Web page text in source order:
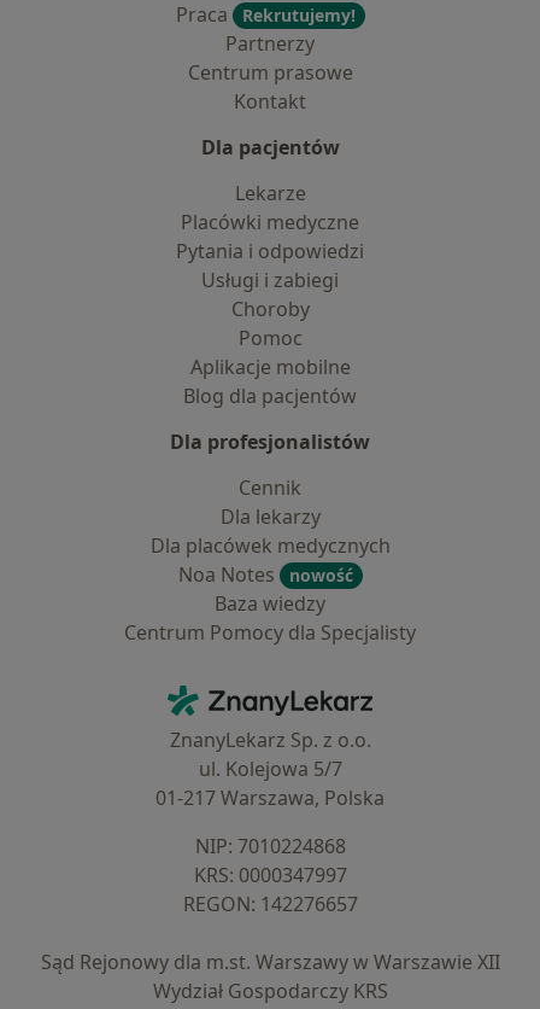
Praca
Rekrutujemy!
Partnerzy
Centrum prasowe
Kontakt
Dla pacjentów
Lekarze
Placówki medyczne
Pytania i odpowiedzi
Usługi i zabiegi
Choroby
Pomoc
Aplikacje mobilne
Blog dla pacjentów
Dla profesjonalistów
Cennik
Dla lekarzy
Dla placówek medycznych
Noa Notes
nowość
Baza wiedzy
Centrum Pomocy dla Specjalisty
ZnanyLekarz - Strona główna
ZnanyLekarz Sp. z o.o.
ul. Kolejowa 5/7
01-217 Warszawa, Polska
NIP: ⁠7010224868
KRS: ⁠0000347997
REGON: ⁠142276657
Sąd Rejonowy dla m.st. Warszawy w Warszawie XII
Wydział Gospodarczy KRS